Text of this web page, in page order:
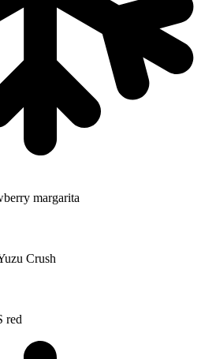
margarita
Crush
red